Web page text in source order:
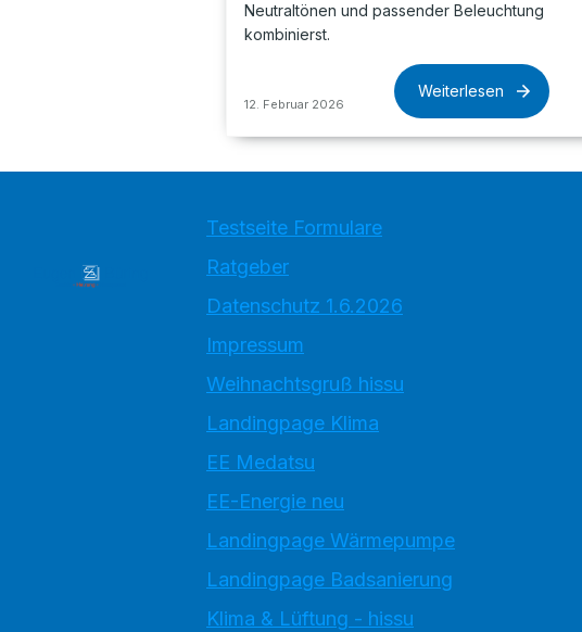
Neutraltönen und passender Beleuchtung
kombinierst.
12. Februar 2026
Weiterlesen
Testseite Formulare
Ratgeber
Datenschutz 1.6.2026
Impressum
Weihnachtsgruß hissu
Landingpage Klima
EE Medatsu
EE-Energie neu
Landingpage Wärmepumpe
Landingpage Badsanierung
Klima & Lüftung - hissu